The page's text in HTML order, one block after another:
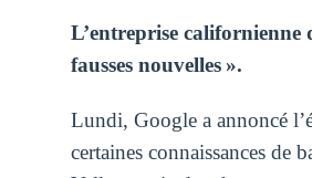
L’entreprise
fausses nouvelles ».
Lundi, Google a annoncé
certaines connaissances de